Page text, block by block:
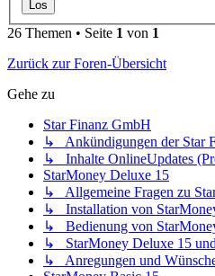
26 Themen • Seite 1 von 1
Zurück zur Foren-Übersicht
Gehe zu
Star Finanz GmbH
↳ Ankündigungen der Star
↳ Inhalte OnlineUpdates
StarMoney Deluxe 15
↳ Allgemeine Fragen zu
↳ Installation von
↳ Bedienung von
↳ StarMoney Deluxe 15
↳ Anregungen und